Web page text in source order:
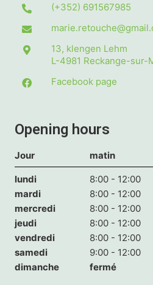
(+352) 691567985
13, klengen Lehm
L-4981 Reckange-sur-
Facebook page
Opening hours
Jour matin
lundi 8:00 - 12:00
mardi
8:00 - 12:00
mercredi
8:00 - 12:00
jeudi
8:00 - 12:00
vendredi
8:00 - 12:00
samedi
9:00 - 12:00
dimanche
fermé